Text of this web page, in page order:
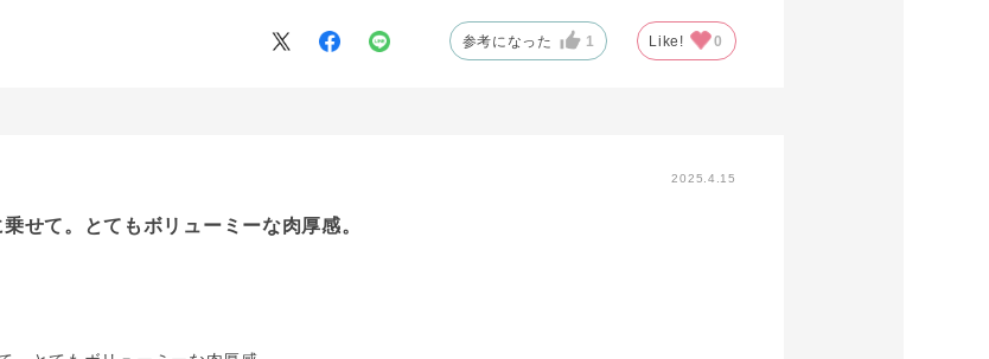
参考になった 1 Like! 0
2025.4.15
せて。とてもボリューミーな肉厚感。